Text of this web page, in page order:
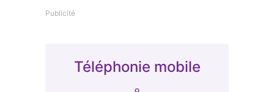
Publicité
Téléphonie mobile